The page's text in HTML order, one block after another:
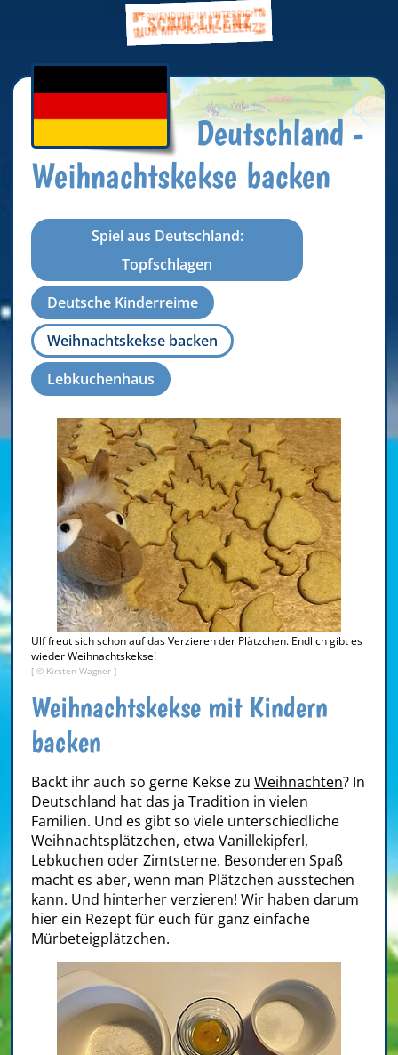
Deutschland -
Weihnachtskekse backen
Spiel aus Deutschland:
Topfschlagen
Deutsche Kinderreime
Weihnachtskekse backen
Lebkuchenhaus
Ulf freut sich schon auf das Verzieren der Plätzchen. Endlich gibt es
wieder Weihnachtskekse!
[ © Kirsten Wagner ]
Weihnachtskekse mit Kindern
backen
Backt ihr auch so gerne Kekse zu Weihnachten? In
Deutschland hat das ja Tradition in vielen
Familien. Und es gibt so viele unterschiedliche
Weihnachtsplätzchen, etwa Vanillekipferl,
Lebkuchen oder Zimtsterne. Besonderen Spaß
macht es aber, wenn man Plätzchen ausstechen
kann. Und hinterher verzieren! Wir haben darum
hier ein Rezept für euch für ganz einfache
Mürbeteigplätzchen.